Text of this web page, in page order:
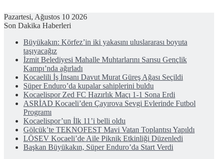
Pazartesi, Ağustos 10 2026
Son Dakika Haberleri
Büyükakın: Körfez’in iki yakasını uluslararası boyuta
taşıyacağız
İzmit Belediyesi Mahalle Muhtarlarını Sarısu Gençlik
Kampı’nda ağırladı
Kocaelili İş İnsanı Davut Murat Güreş Ağası Seçildi
Süper Enduro’da kupalar sahiplerini buldu
Kocaelispor Zed FC Hazırlık Maçı 1-1 Sona Erdi
ASRİAD Kocaeli’den Çayırova Sevgi Evlerinde Futbol
Programı
Kocaelispor’un İlk 11’i belli oldu
Gölcük’te TEKNOFEST Mavi Vatan Toplantısı Yapıldı
LÖSEV Kocaeli’de Aile Piknik Etkinliği Düzenledi
Başkan Büyükakın, Süper Enduro’da Start Verdi